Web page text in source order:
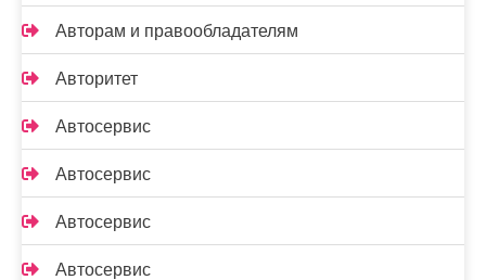
Авторам и правообладателям
Авторитет
Автосервис
Автосервис
Автосервис
Автосервис